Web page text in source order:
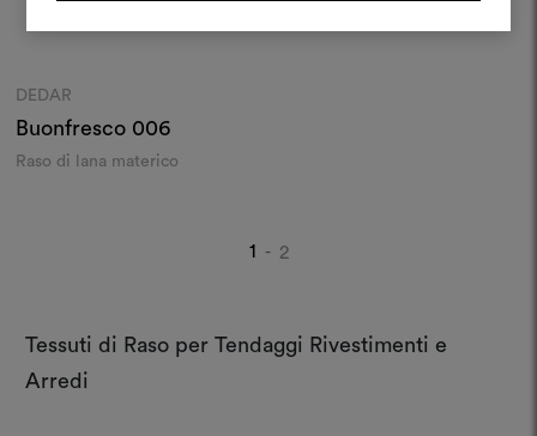
DEDAR
Buonfresco 006
Raso di lana materico
1 - 2
Tessuti di Raso per Tendaggi Rivestimenti e
Arredi
REGISTRATI